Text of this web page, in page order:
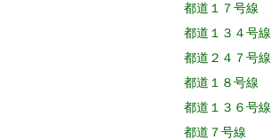
都道１７号線
都道１３４号線
都道２４７号線
都道１８号線
都道１３６号線
都道７号線